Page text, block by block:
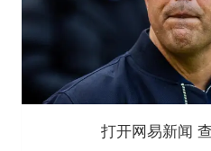
打开网易新闻